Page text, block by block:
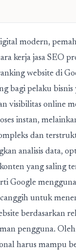
modern,
kerja jasa SEO
website di
bagi pelaku
visibilitas online
instan,
dan
analisis data,
yang saling
Google
untuk
berdasarkan
pengguna.
harus mampu